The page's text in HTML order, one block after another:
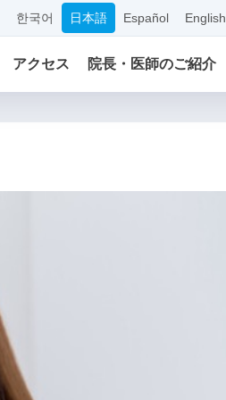
한국어 日本語 Español English
アクセス 院長・医師のご紹介